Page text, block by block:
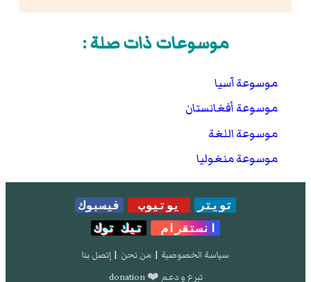
موسوعات ذات صلة :
موسوعة آسيا
موسوعة أفغانستان
موسوعة اللغة
موسوعة منغوليا
تويتر يوتيوب
فيسبوك
انستقرام
تيك توك
سياسة الخصوصية | من نحن | إتصل بنا
تبرع و دعم ❤️ donation